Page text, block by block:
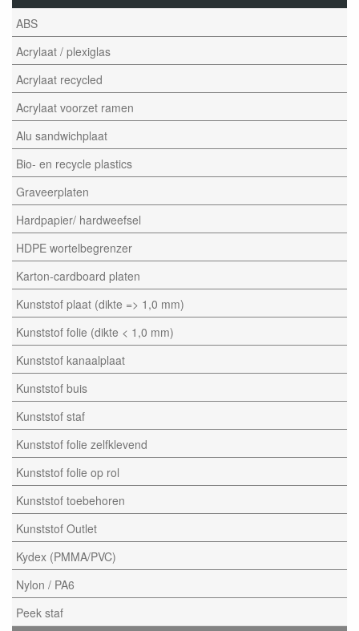
ABS
Acrylaat / plexiglas
Acrylaat recycled
Acrylaat voorzet ramen
Alu sandwichplaat
Bio- en recycle plastics
Graveerplaten
Hardpapier/ hardweefsel
HDPE wortelbegrenzer
Karton-cardboard platen
Kunststof plaat (dikte => 1,0 mm)
Kunststof folie (dikte < 1,0 mm)
Kunststof kanaalplaat
Kunststof buis
Kunststof staf
Kunststof folie zelfklevend
Kunststof folie op rol
Kunststof toebehoren
Kunststof Outlet
Kydex (PMMA/PVC)
Nylon / PA6
Peek staf